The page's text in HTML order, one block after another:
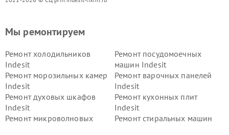
Мы ремонтируем
Ремонт холодильников
Indesit
Ремонт посудомоечных
машин Indesit
Ремонт морозильных камер
Indesit
Ремонт варочных панелей
Indesit
Ремонт духовых шкафов
Indesit
Ремонт кухонных плит
Indesit
Ремонт микроволновых
Ремонт стиральных машин